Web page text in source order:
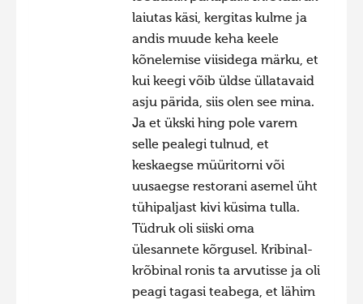
Фотоконкурс 2011
Фотоконкурс 2010
Фотоконкурс 2009
Фотоконкурс 2008
laiutas käsi, kergitas kulme ja
andis muude keha keele
kõnelemise viisidega märku, et
kui keegi võib üldse üllatavaid
asju pärida, siis olen see mina.
Ja et ükski hing pole varem
selle pealegi tulnud, et
keskaegse müüritorni või
uusaegse restorani asemel üht
tühipaljast kivi küsima tulla.
Tüdruk oli siiski oma
ülesannete kõrgusel. Kribinal-
krõbinal ronis ta arvutisse ja oli
peagi tagasi teabega, et lähim